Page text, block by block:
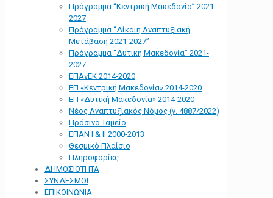
Πρόγραμμα “Κεντρική Μακεδονία” 2021-
2027
Πρόγραμμα “Δίκαιη Αναπτυξιακή
Μετάβαση 2021-2027”
Πρόγραμμα “Δυτική Μακεδονία” 2021-
2027
ΕΠΑνΕΚ 2014-2020
ΕΠ «Kεντρική Μακεδονία» 2014-2020
ΕΠ «Δυτική Μακεδονία» 2014-2020
Νέος Αναπτυξιακός Νόμος (ν. 4887/2022)
Πράσινο Ταμείο
ΕΠΑΝ Ι & ΙΙ 2000-2013
Θεσμικό Πλαίσιο
Πληροφορίες
ΔΗΜΟΣΙΟΤΗΤΑ
ΣΥΝΔΕΣΜΟΙ
ΕΠΙΚΟΙΝΩΝΙΑ